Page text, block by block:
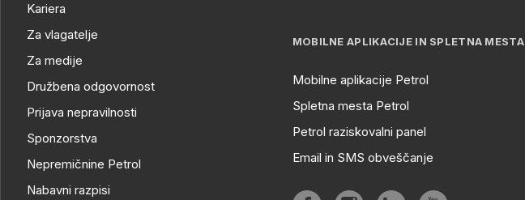
Kariera
Za vlagatelje
Za medije
Družbena odgovornost
Prijava nepravilnosti
Sponzorstva
Nepremičnine Petrol
Nabavni razpisi
MOBILNE APLIKACIJE IN SPLETNA MESTA
Mobilne aplikacije Petrol
Spletna mesta Petrol
Petrol raziskovalni panel
Email in SMS obveščanje